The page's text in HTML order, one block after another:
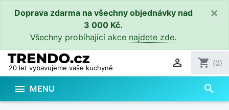
Doprava zdarma na všechny objednávky nad
3 000 Kč.
Všechny probíhající akce najdete zde.
×
20 let vybavujeme vaše kuchyně  shopping_cart (0)
 MENU search